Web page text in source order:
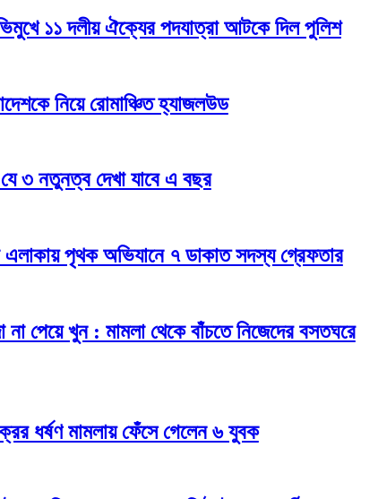
১১ দলীয় ঐক্যের পদযাত্রা আটকে দিল পুলিশ
নিয়ে রোমাঞ্চিত হ্যাজলউড
যে ৩ নতুনত্ব দেখা যাবে এ বছর
এলাকায় পৃথক অভিযানে ৭ ডাকাত সদস্য গ্রেফতার
না পেয়ে খুন : মামলা থেকে বাঁচতে নিজেদের বসতঘরে
ধর্ষণ মামলায় ফেঁসে গেলেন ৬ যুবক